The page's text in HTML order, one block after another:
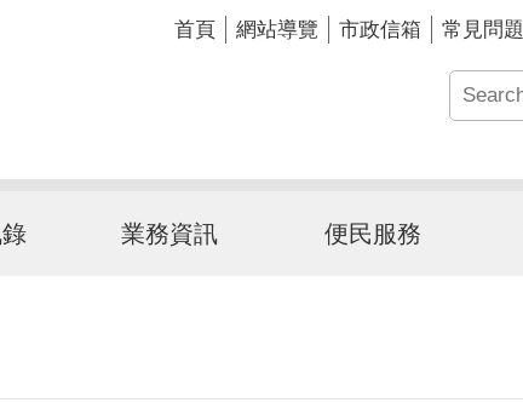
首頁 網站導覽 市政信箱 常見問題
業務資訊 便民服務